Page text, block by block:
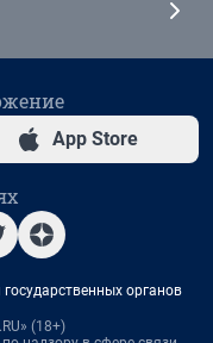
App Store
органов
(18+)